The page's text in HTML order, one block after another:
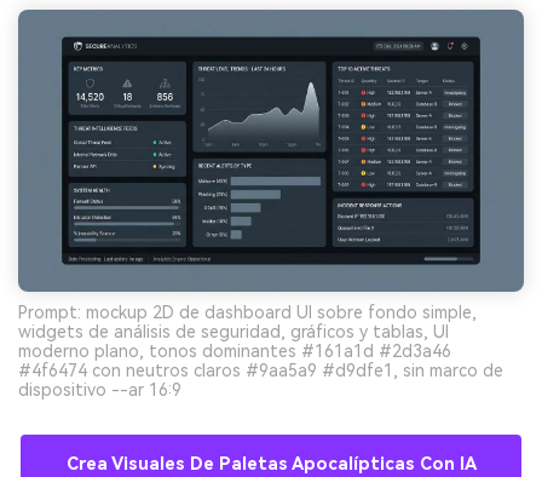
Prompt: mockup 2D de dashboard UI sobre fondo simple,
widgets de análisis de seguridad, gráficos y tablas, UI
moderno plano, tonos dominantes #161a1d #2d3a46
#4f6474 con neutros claros #9aa5a9 #d9dfe1, sin marco de
dispositivo --ar 16:9
Crea Visuales De Paletas Apocalípticas Con IA